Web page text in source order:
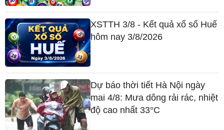
XSTTH 3/8 - Kết quả xổ số Huế
hôm nay 3/8/2026
Dự báo thời tiết Hà Nội ngày
mai 4/8: Mưa dông rải rác, nhiệt
độ cao nhất 33°C